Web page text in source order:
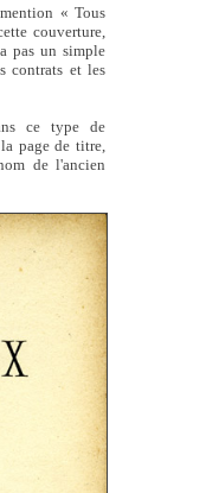
« Tous
couverture,
pas un simple
contrats et les
ce type de
page de titre,
de l'ancien